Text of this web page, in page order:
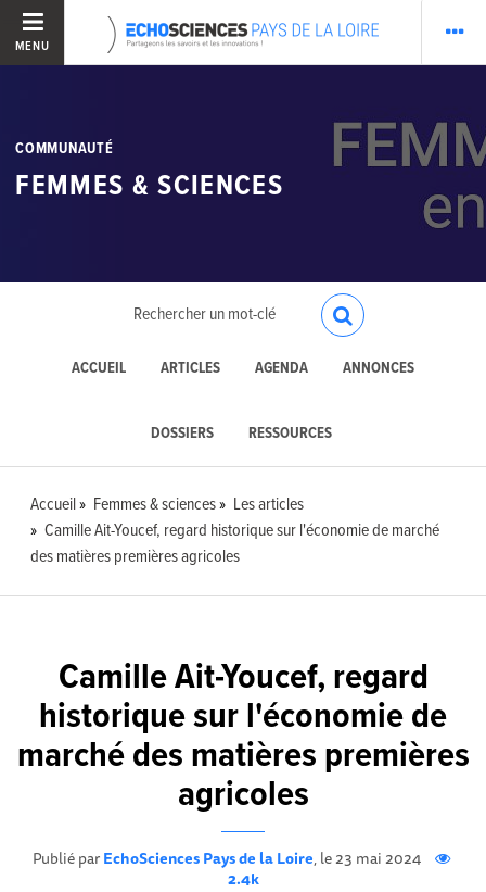
MENU
COMMUNAUTÉ
FEMMES & SCIENCES
ACCUEIL ARTICLES AGENDA ANNONCES
DOSSIERS RESSOURCES
Accueil Femmes & sciences
Les articles
Camille Ait-Youcef, regard historique sur l'économie de marché
des matières premières agricoles
Camille Ait-Youcef, regard
historique sur l'économie de
marché des matières premières
agricoles
Publié parEchoSciences Pays de la Loire, le 23 mai 2024
2.4k